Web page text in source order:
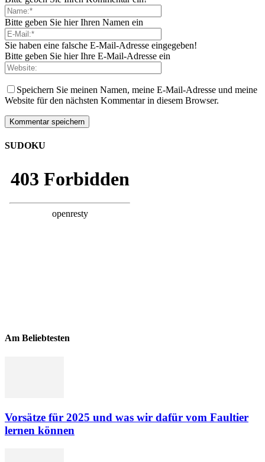
Bitte geben Sie hier Ihren Namen ein
Sie haben eine falsche E-Mail-Adresse eingegeben!
Bitte geben Sie hier Ihre E-Mail-Adresse ein
Speichern Sie meinen Namen, meine E-Mail-Adresse und meine
Website für den nächsten Kommentar in diesem Browser.
SUDOKU
Am Beliebtesten
Vorsätze für 2025 und was wir dafür vom Faultier
lernen können